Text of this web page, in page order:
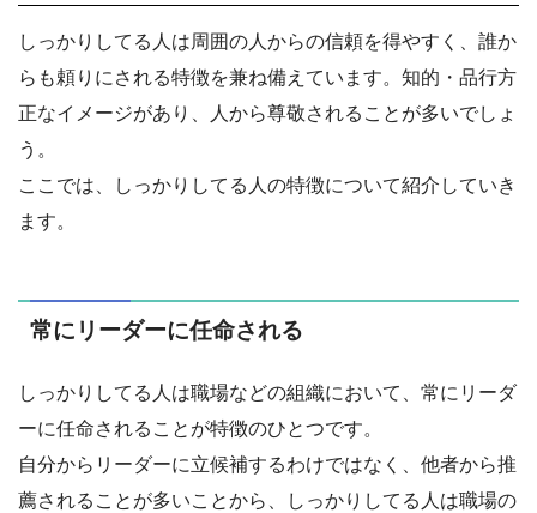
しっかりしてる人は周囲の人からの信頼を得やすく、誰か
らも頼りにされる特徴を兼ね備えています。知的・品行方
正なイメージがあり、人から尊敬されることが多いでしょ
う。
ここでは、しっかりしてる人の特徴について紹介していき
ます。
常にリーダーに任命される
しっかりしてる人は職場などの組織において、常にリーダ
ーに任命されることが特徴のひとつです。
自分からリーダーに立候補するわけではなく、他者から推
薦されることが多いことから、しっかりしてる人は職場の